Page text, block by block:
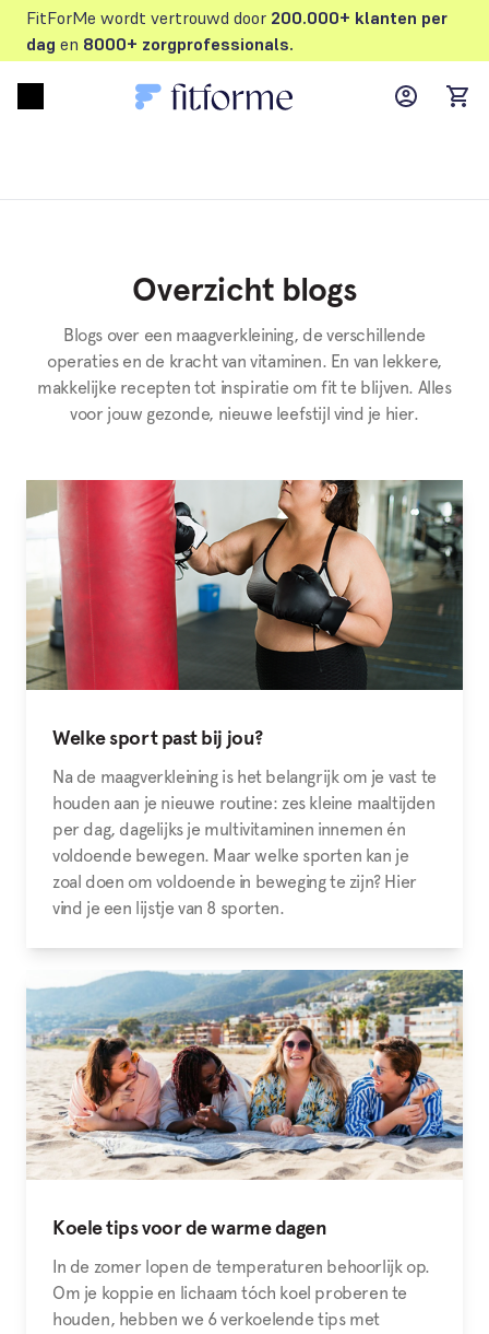
FitForMe wordt vertrouwd door 200.000+ klanten per
dag en 8000+ zorgprofessionals.
MyFFM
Overzicht blogs
Blogs over een maagverkleining, de verschillende
operaties en de kracht van vitaminen. En van lekkere,
makkelijke recepten tot inspiratie om fit te blijven. Alles
voor jouw gezonde, nieuwe leefstijl vind je hier.
Welke sport past bij jou?
Na de maagverkleining is het belangrijk om je vast te
houden aan je nieuwe routine: zes kleine maaltijden
per dag, dagelijks je multivitaminen innemen én
voldoende bewegen. Maar welke sporten kan je
zoal doen om voldoende in beweging te zijn? Hier
vind je een lijstje van 8 sporten.
Koele tips voor de warme dagen
In de zomer lopen de temperaturen behoorlijk op.
Om je koppie en lichaam tóch koel proberen te
houden, hebben we 6 verkoelende tips met